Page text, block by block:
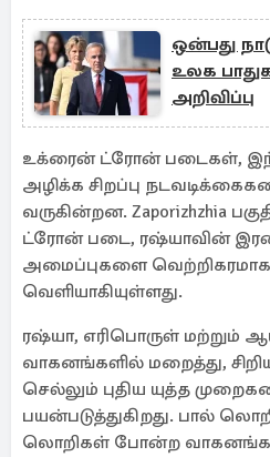
ஒன்பது
உலக
அறிவிப்பு
உக்ரைன் ட்ரோன் படைகள்,
அழிக்க சிறப்பு
வருகின்றன. Zaporizhzhia
ட்ரோன் படை, ரஷ்யாவின்
அமைப்புகளை
வெளியாகியுள்ளது.
ரஷ்யா, எரிபொருள் மற்றும்
வாகனங்களில் மறைத்து,
செல்லும் புதிய யுத்த
பயன்படுத்துகிறது. பால்
லொறிகள் போன்ற